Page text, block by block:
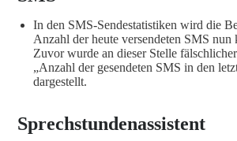
In den SMS-Sendestatistiken wird die
Anzahl der heute versendeten SMS nun
Zuvor wurde an dieser Stelle
„Anzahl der gesendeten SMS in den
dargestellt.
Sprechstundenassistent